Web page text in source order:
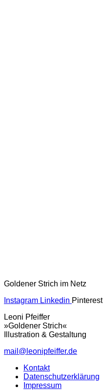
Goldener Strich im Netz
Instagram Linkedin Pinterest
Leoni Pfeiffer
»Goldener Strich«
Illustration & Gestaltung
mail@leonipfeiffer.de
Kontakt
Datenschutzerklärung
Impressum